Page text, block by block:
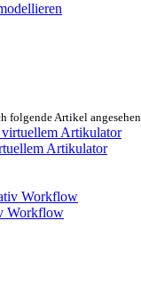
folgende Artikel angesehen.
Artikulator
Workflow